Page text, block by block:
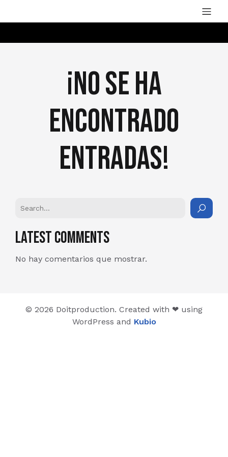
Latest Comments
No hay comentarios que mostrar.
¡No se ha
encontrado
Entradas!
© 2026 Doitproduction. Created with ❤ using
WordPress and Kubio